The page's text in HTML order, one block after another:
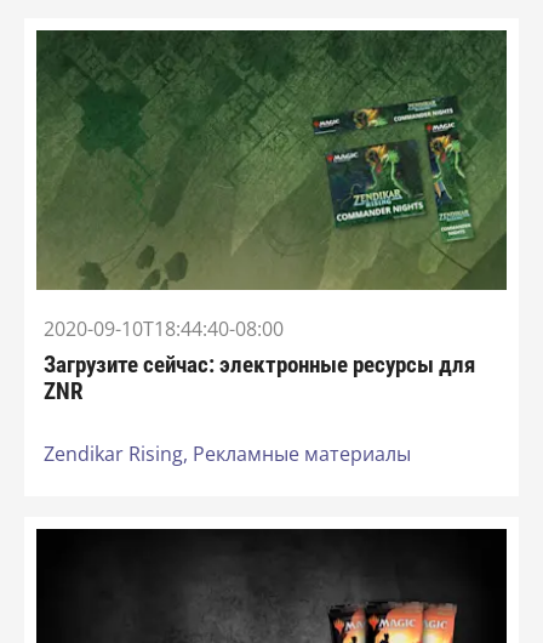
2020-09-10T18:44:40-08:00
Загрузите сейчас: электронные ресурсы для
ZNR
Zendikar Rising, Рекламные материалы